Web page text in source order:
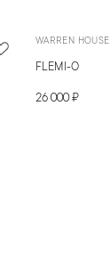
WARREN HOUSE
FLEMI-O
26 000 ₽